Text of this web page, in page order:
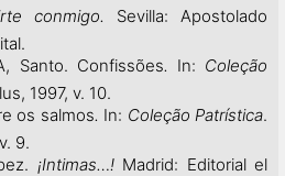
conmigo. Sevilla: Apostolado
Santo. Confissões. In: Coleção
1997, v. 10.
os salmos. In: Coleção Patrística.
9.
¡Intimas…!Madrid: Editorial el